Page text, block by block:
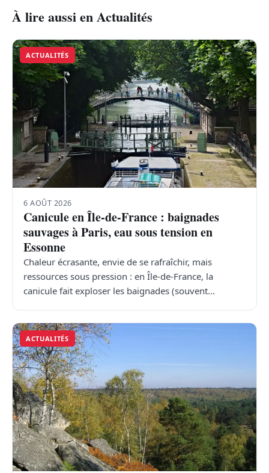
À lire aussi en Actualités
ACTUALITÉS
6 AOÛT 2026
Canicule en Île-de-France : baignades
sauvages à Paris, eau sous tension en
Essonne
Chaleur écrasante, envie de se rafraîchir, mais
ressources sous pression : en Île-de-France, la
canicule fait exploser les baignades (souvent…
ACTUALITÉS